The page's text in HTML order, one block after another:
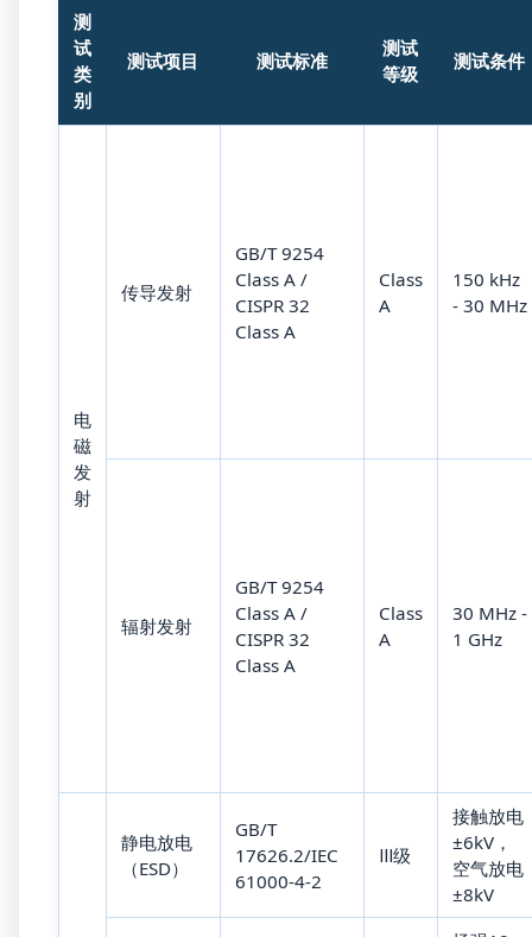
测
试
类
别
测试项目 测试标准
测试
等级
测试条件
电
磁
发
射
传导发射
GB/T 9254
Class A /
CISPR 32
Class A
Class
A
150 kHz
- 30 MHz
辐射发射
GB/T 9254
Class A /
CISPR 32
Class A
Class
A
30 MHz -
1 GHz
静电放电
（ESD）
GB/T
17626.2/IEC
61000-4-2
Ⅲ级
接触放电
±6kV，
空气放电
±8kV